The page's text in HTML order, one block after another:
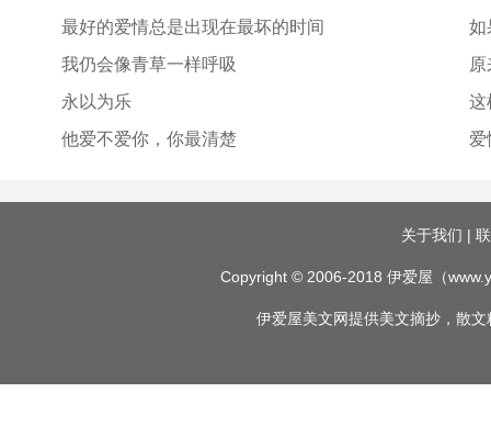
最好的爱情总是出现在最坏的时间
如
我仍会像青草一样呼吸
永以为乐
这
他爱不爱你，你最清楚
爱
关于我们 |
Copyright © 2006-2018 伊爱屋 （
伊爱屋美文网提供美文摘抄 ， 散文